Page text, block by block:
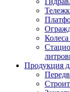
Продукция